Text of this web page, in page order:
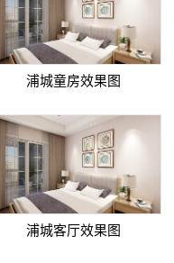
浦城童房效果图
浦城客厅效果图